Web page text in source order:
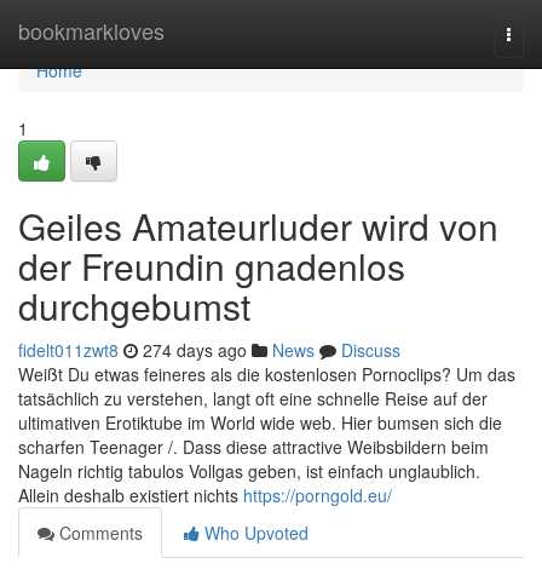
bookmarkloves
Home
Home
1
Geiles Amateurluder wird von
der Freundin gnadenlos
durchgebumst
fidelt011zwt8 274 days ago News
Discuss
Weißt Du etwas feineres als die kostenlosen Pornoclips? Um das
tatsächlich zu verstehen, langt oft eine schnelle Reise auf der
ultimativen Erotiktube im World wide web. Hier bumsen sich die
scharfen Teenager /. Dass diese attractive Weibsbildern beim
Nageln richtig tabulos Vollgas geben, ist einfach unglaublich.
Allein deshalb existiert nichts https://porngold.eu/
Comments
Who Upvoted